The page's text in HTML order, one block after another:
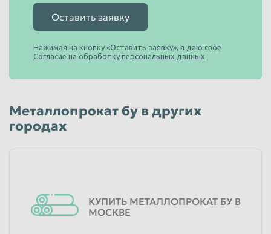
Оставить заявку
Нажимая на кнопку «Оставить заявку», я даю свое
Согласие на обработку персональных данных
Металлопрокат бу в других
городах
КУПИТЬ МЕТАЛЛОПРОКАТ БУ В
МОСКВЕ